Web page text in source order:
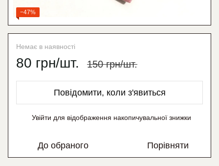
−47%
Немає в наявності
80 грн/шт. 150 грн/шт.
Повідомити, коли з'явиться
Увійти для відображення накопичувальної знижки
До обраного Порівняти